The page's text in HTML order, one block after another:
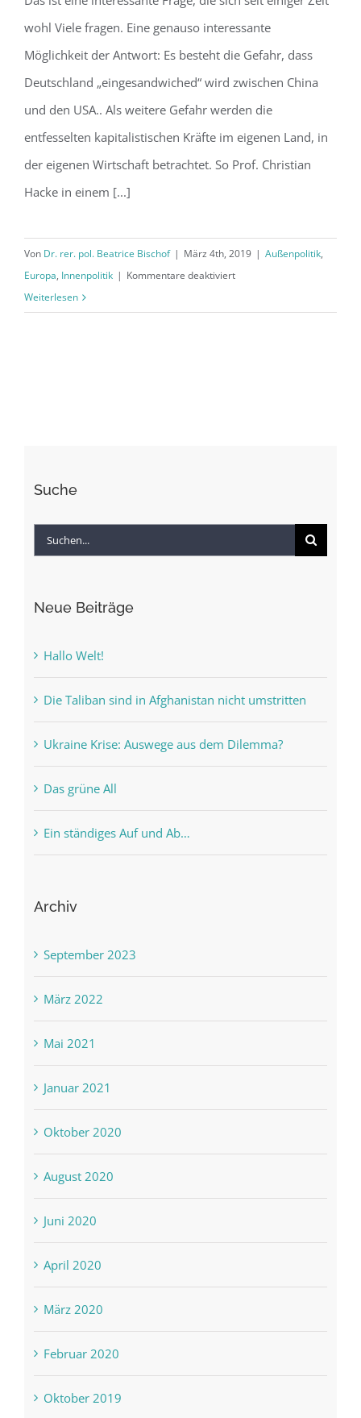
zwischen China und den USA?
wohl Viele fragen. Eine genauso interessante
Möglichkeit der Antwort: Es besteht die Gefahr, dass
Deutschland „eingesandwiched“ wird zwischen China
und den USA.. Als weitere Gefahr werden die
entfesselten kapitalistischen Kräfte im eigenen Land, in
der eigenen Wirtschaft betrachtet. So Prof. Christian
Hacke in einem [...]
Von Dr. rer. pol. Beatrice Bischof | März 4th, 2019 | Außenpolitik,
Europa, Innenpolitik | Kommentare deaktiviertfür
Weiterlesen
Suche
Suche
Neue Beiträge
Hallo Welt!
Die Taliban sind in Afghanistan nicht umstritten
Ukraine Krise: Auswege aus dem Dilemma?
Das grüne All
Ein ständiges Auf und Ab…
Archiv
September 2023
März 2022
Mai 2021
Januar 2021
Oktober 2020
August 2020
Juni 2020
April 2020
März 2020
Februar 2020
Oktober 2019